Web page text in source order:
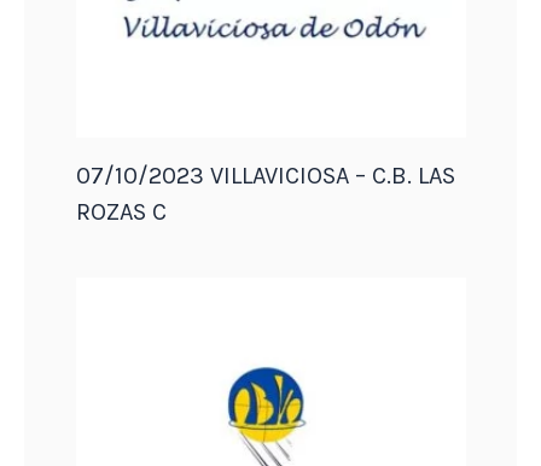
07/10/2023 VILLAVICIOSA – C.B. LAS
ROZAS C